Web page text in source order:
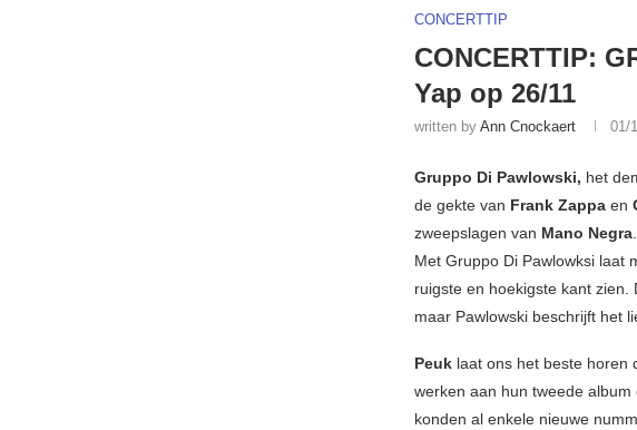
CONCERTTIP
CONCERTTIP:
Yap op 26/11
written by Ann Cnockaert 01/
Gruppo Di Pawlowski, het
de gekte van Frank Zappa en
zweepslagen van Mano Negra.
Met Gruppo Di Pawlowksi laat
ruigste en hoekigste kant zien.
maar Pawlowski beschrijft het
Peuk laat ons het beste horen
werken aan hun tweede
konden al enkele nieuwe